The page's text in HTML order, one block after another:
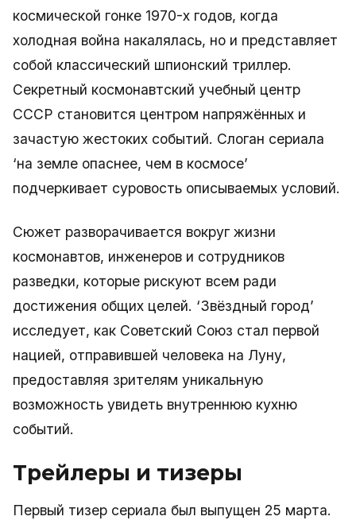
космической гонке 1970-х годов, когда
холодная война накалялась, но и представляет
собой классический шпионский триллер.
Секретный космонавтский учебный центр
СССР становится центром напряжённых и
зачастую жестоких событий. Слоган сериала
‘на земле опаснее, чем в космосе’
подчеркивает суровость описываемых условий.
Сюжет разворачивается вокруг жизни
космонавтов, инженеров и сотрудников
разведки, которые рискуют всем ради
достижения общих целей. ‘Звёздный город’
исследует, как Советский Союз стал первой
нацией, отправившей человека на Луну,
предоставляя зрителям уникальную
возможность увидеть внутреннюю кухню
событий.
Трейлеры и тизеры
Первый тизер сериала был выпущен 25 марта.